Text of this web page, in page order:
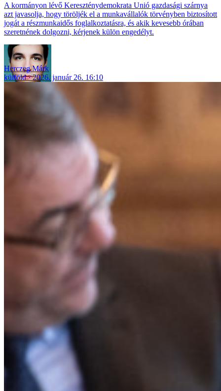
A kormányon lévő Kereszténydemokrata Unió gazdasági szárnya
azt javasolja, hogy töröljék el a munkavállalók törvényben biztosított
jogát a részmunkaidős foglalkoztatásra, és akik kevesebb órában
szeretnének dolgozni, kérjenek külön engedélyt.
Herczeg Márk
külföld
2026. január 26. 16:10